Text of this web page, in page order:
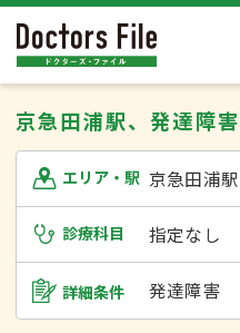
京急田浦駅、発達障害
エリア・駅 京急田浦駅
診療科目 指定なし
詳細条件 発達障害